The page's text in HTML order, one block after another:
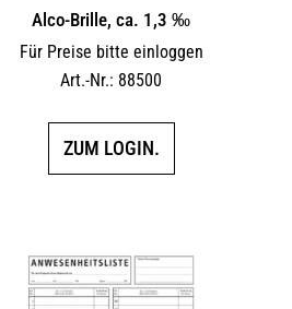
Alco-Brille, ca. 1,3 ‰
Für Preise bitte einloggen
Art.-Nr.: 88500
ZUM LOGIN.